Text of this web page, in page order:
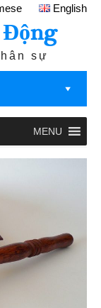
English
Động
sự
MENU